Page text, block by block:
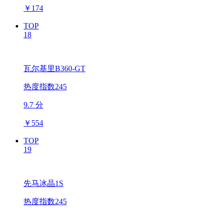
￥ 174
TOP
18
瓦尔基里B360-GT
热度指数245
9.7 分
￥ 554
TOP
19
先马冰晶1S
热度指数245